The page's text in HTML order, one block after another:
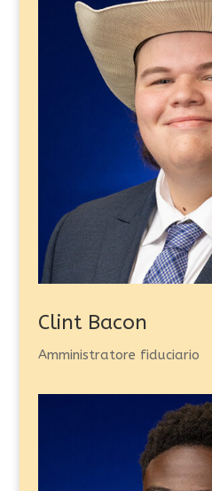
Clint Bacon
Amministratore fiduciario